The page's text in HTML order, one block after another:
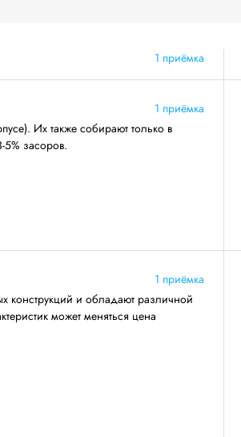
1 приёмка
1 приёмка
Их также собирают только в
засоров.
1 приёмка
конструкций и обладают различной
может меняться цена